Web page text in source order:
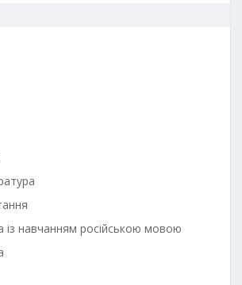
із навчанням російською мовою